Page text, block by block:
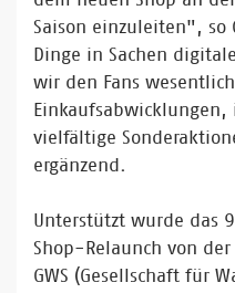
Saison einzuleiten", so
Dinge in Sachen
wir den Fans
vielfältige
ergänzend.
Unterstützt wurde das
Shop-Relaunch von
GWS (Gesellschaft für